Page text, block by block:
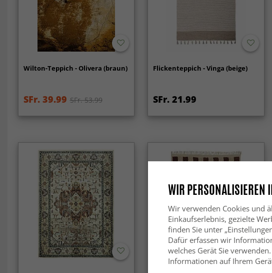
Wilton-Teppich - Olivera (braun)
SFr. 39.99 SFr. 53.99
Flickenteppich - Vinga (beige)
SFr. 21.99
WIR PERSONALISIEREN
Wir verwenden Cookies und
Einkaufserlebnis, gezielte
finden Sie unter
Dafür erfassen wir
welches Gerät Sie
Informationen auf Ihrem